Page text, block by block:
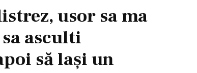
usor sa ma
asculti
să lași un